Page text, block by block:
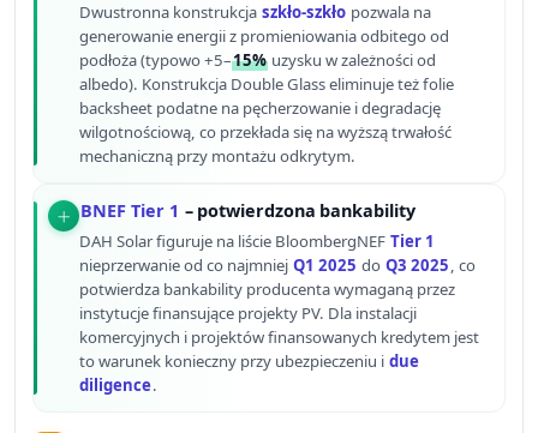
Dwustronna konstrukcja szkło-szkło pozwala na
generowanie energii z promieniowania odbitego od
podłoża (typowo +5–15% uzysku w zależności od
albedo). Konstrukcja Double Glass eliminuje też folie
backsheet podatne na pęcherzowanie i degradację
wilgotnościową, co przekłada się na wyższą trwałość
mechaniczną przy montażu odkrytym.
BNEF Tier 1 – potwierdzona bankability
DAH Solar figuruje na liście BloombergNEF Tier 1
nieprzerwanie od co najmniej Q1 2025 do Q3 2025, co
potwierdza bankability producenta wymaganą przez
instytucje finansujące projekty PV. Dla instalacji
komercyjnych i projektów finansowanych kredytem jest
to warunek konieczny przy ubezpieczeniu i due
diligence.